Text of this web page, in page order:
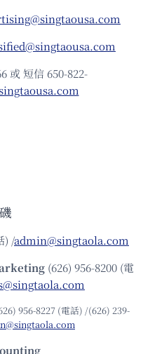
或 短信 650-822-
) /admin@singtaola.com
(626) 956-8200 (電
956-8227 (電話) /(626) 239-